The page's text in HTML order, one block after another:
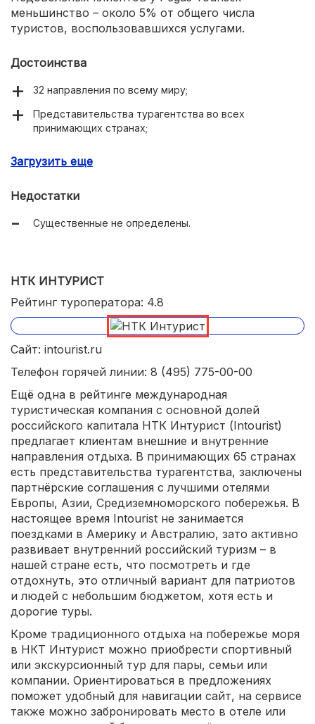
меньшинство – около 5% от общего числа
туристов, воспользовавшихся услугами.
Достоинства
32 направления по всему миру;
Представительства турагентства во всех
принимающих странах;
Постоянные горящие предложения и акции.
Загрузить еще
Недостатки
Существенные не определены.
НТК ИНТУРИСТ
Рейтинг туроператора: 4.8
Сайт: intourist.ru
Телефон горячей линии: 8 (495) 775-00-00
Ещё одна в рейтинге международная
туристическая компания с основной долей
российского капитала НТК Интурист (Intourist)
предлагает клиентам внешние и внутренние
направления отдыха. В принимающих 65 странах
есть представительства турагентства, заключены
партнёрские соглашения с лучшими отелями
Европы, Азии, Средиземноморского побережья. В
настоящее время Intourist не занимается
поездками в Америку и Австралию, зато активно
развивает внутренний российский туризм – в
нашей стране есть, что посмотреть и где
отдохнуть, это отличный вариант для патриотов
и людей с небольшим бюджетом, хотя есть и
дорогие туры.
Кроме традиционного отдыха на побережье моря
в НКТ Интурист можно приобрести спортивный
или экскурсионный тур для пары, семьи или
компании. Ориентироваться в предложениях
поможет удобный для навигации сайт, на сервисе
также можно забронировать место в отеле или